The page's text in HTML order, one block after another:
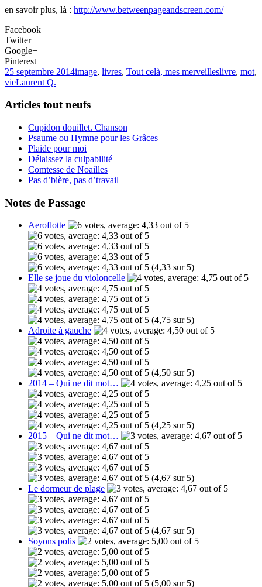
en savoir plus, là : http://www.betweenpageandscreen.com/
Facebook
Twitter
Google+
Pinterest
25 septembre 2014image, livres, Tout celà, mes merveilleslivre, mot,
vieLaurent Q.
Articles tout neufs
Cupidon douillet. Chanson
Psaume ou Hymne pour les Grâces
Plaide pour moi
Délaissez la culpabilité
Comtesse de Noailles
Pas d’bière, pas d’travail
Notes de Passage
Aeroflotte
(4,33 sur 5)
Elle se joue du violoncelle
(4,75 sur 5)
Adroite à gauche
(4,50 sur 5)
2014 – Qui ne dit mot…
(4,25 sur 5)
2015 – Qui ne dit mot…
(4,67 sur 5)
Le dormeur de plage
(4,67 sur 5)
Soyons polis
(5,00 sur 5)